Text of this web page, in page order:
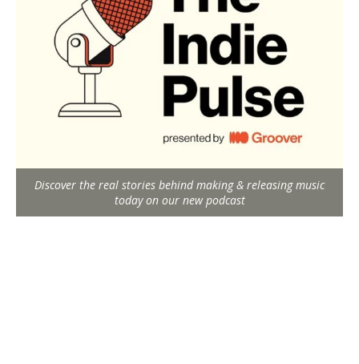
Discover the real stories behind making & releasing music
today on our new podcast